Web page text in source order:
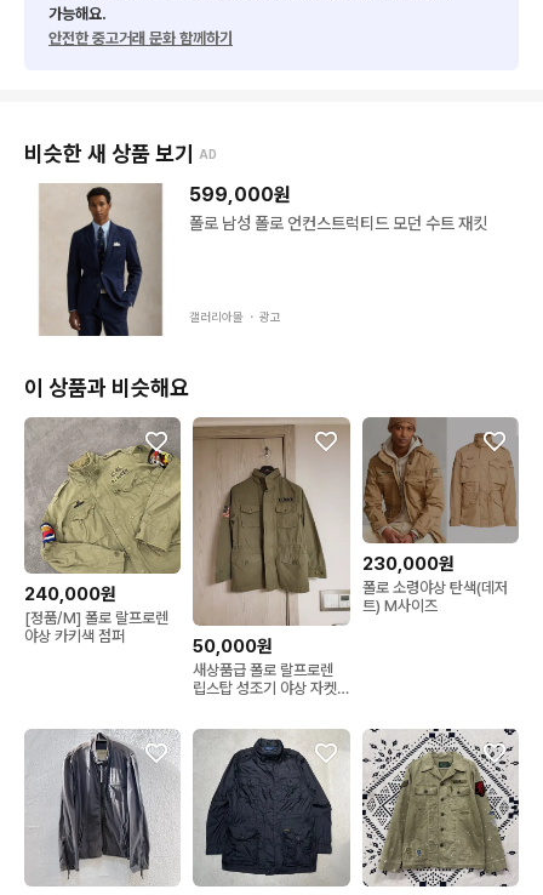
• 제품에 명백한 하자가 있는 경우,
→ 제품 개봉 영상 + 하자 부분 촬영 사진을 함께 첨부하여
🚚 배송 안내
• 배송비: 4,000원 / 제주·도서산간 7,000원
• 5만원 이상 구매 시 무료배송
• CJ대한통운 기준, 구매 다음날 출고 (주말·공휴일 제외)
🏬 오프라인 스토어 안내
• VTGMN 오프라인 스토어 매일 12:00–22:00 운영
• 120평 규모 / 브랜드·하이엔드·만원존 구성 / 매일 신상 입고
• 피팅룸 완비 — “다양한 상품과 사이즈, 직접 입어보고 구매하는
재미까지!”
• 오프라인 방문 시 더 폭넓은 카테고리와 브랜드를 만나보실 수
있습니다.
.
가능해요.
안전한 중고거래 문화 함께하기
비슷한 새 상품 보기 AD
599,000원
폴로 남성 폴로 언컨스트럭티드 모던 수트 재킷
갤러리아몰 ・ 광고
이 상품과 비슷해요
240,000원
[정품/M] 폴로 랄프로렌
야상 카키색 점퍼
50,000원
새상품급 폴로 랄프로렌
립스탑 성조기 야상 자켓
230,000원
폴로 소령야상 탄색(데저
트) M사이즈